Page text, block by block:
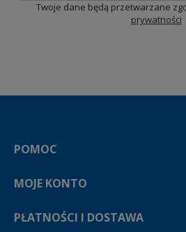
Twoje dane będą przetwarzane
prywatności
POMOC
MOJE KONTO
PŁATNOŚCI I DOSTAWA